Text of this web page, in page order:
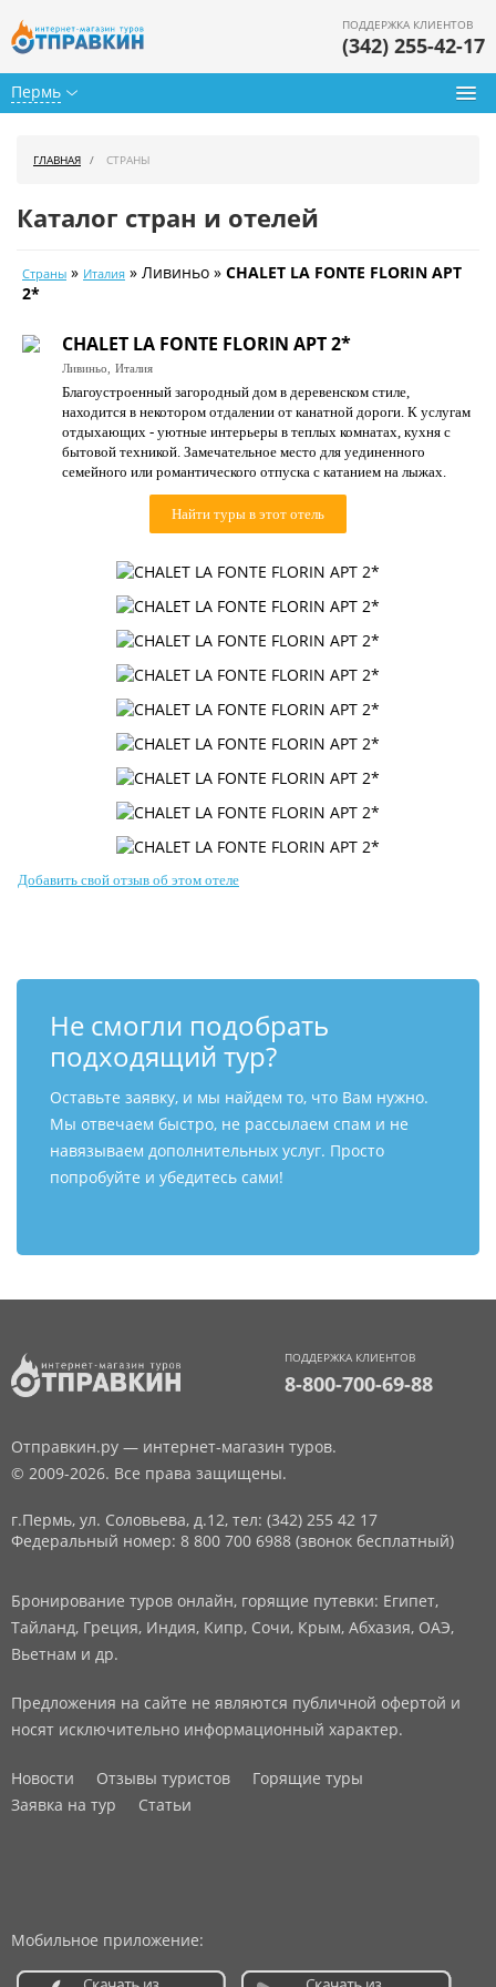
Пермь
ПОДДЕРЖКА КЛИЕНТОВ
(342) 255-42-17
Календарь туров
Цены дня
Страны
Как купить
О нас
ГЛАВНАЯ СТРАНЫ
Каталог стран и отелей
Страны » Италия » Ливиньо » CHALET LA FONTE FLORIN APT
2*
CHALET LA FONTE FLORIN APT 2*
Ливиньо, Италия
Благоустроенный загородный дом в деревенском стиле,
находится в некотором отдалении от канатной дороги. К услугам
отдыхающих - уютные интерьеры в теплых комнатах, кухня с
бытовой техникой. Замечательное место для уединенного
семейного или романтического отпуска с катанием на лыжах.
Найти туры в этот отель
Добавить свой отзыв об этом отеле
Не смогли подобрать
подходящий тур?
Оставьте заявку, и мы найдем то, что Вам нужно.
Мы отвечаем быстро, не рассылаем спам и не
навязываем дополнительных услуг. Просто
попробуйте и убедитесь сами!
ПОДДЕРЖКА КЛИЕНТОВ
8-800-700-69-88
Отправкин.ру — интернет-магазин туров.
© 2009-2026. Все права защищены.
г.Пермь, ул. Соловьева, д.12, тел: (342) 255 42 17
Федеральный номер: 8 800 700 6988 (звонок бесплатный)
Бронирование туров онлайн, горящие путевки: Египет,
Тайланд, Греция, Индия, Кипр, Сочи, Крым, Абхазия, ОАЭ,
Вьетнам и др.
Предложения на сайте не являются публичной офертой и
носят исключительно информационный характер.
Новости Отзывы туристов
Горящие туры
Заявка на тур
Статьи
Мобильное приложение: